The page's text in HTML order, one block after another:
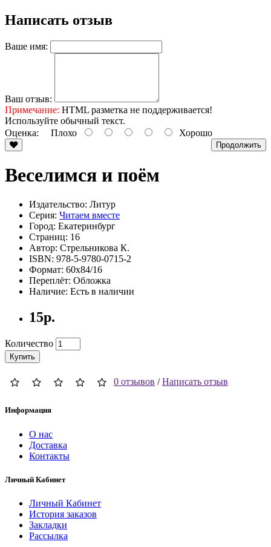
Написать отзыв
Ваше имя:
Ваш отзыв:
Примечание: HTML разметка не поддерживается!
Используйте обычный текст.
Оценка: Плохо Хорошо
Продолжить
Веселимся и поём
Издательство: Литур
Серия: Читаем вместе
Город: Екатеринбург
Страниц: 16
Автор: Стрельникова К.
ISBN: 978-5-9780-0715-2
Формат: 60х84/16
Переплёт: Обложка
Наличие: Есть в наличии
15р.
Количество
Купить
0 отзывов /Написать отзыв
Информация
О нас
Доставка
Контакты
Личный Кабинет
Личный Кабинет
История заказов
Закладки
Рассылка